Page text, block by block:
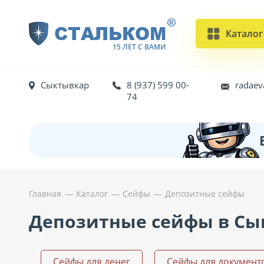
СТАЛЬКОМ
15 ЛЕТ С ВАМИ
®
Каталог
Сыктывкар
8 (937) 599 00-
74
Главная Каталог Сейфы Депозитные сейфы
Депозитные сейфы в